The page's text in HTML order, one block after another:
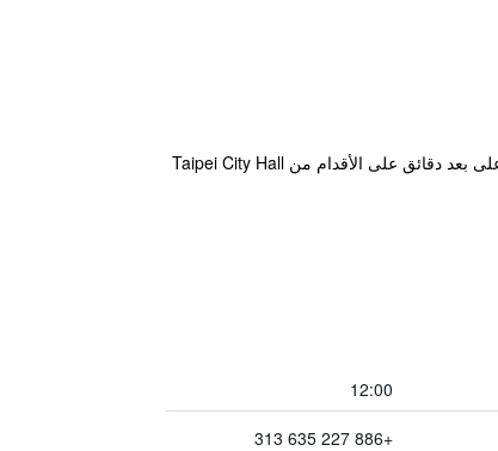
يقع الفندق في مدينة مدينة تايبيه و يوفر إنترنت لاسلكي مجاني في الأماكن العامة. بالقرب من الأماكن السياحية في المنطقة وعلى بعد دقائق على الأقدام من Taipei City Hall
12:00
+886 227 635 313